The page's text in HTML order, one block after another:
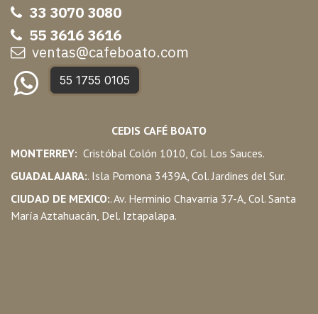
33 3070 3080
55 3616 3616
ventas@cafeboato.com
55 1755 0105
CEDIS CAFÉ BOATO
MONTERREY: Cristóbal Colón 1010, Col. Los Sauces.
GUADALAJARA:. Isla Pomona 3439A, Col. Jardines del Sur.
CIUDAD DE MEXICO:. Av. Herminio Chavarria 37-A, Col. Santa
María Aztahuacán, Del. Iztapalapa.